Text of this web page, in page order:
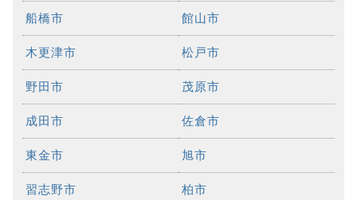
船橋市 館山市
木更津市 松戸市
野田市 茂原市
成田市 佐倉市
東金市 旭市
習志野市 柏市